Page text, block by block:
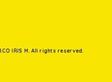
IRIS M. All rights reserved.